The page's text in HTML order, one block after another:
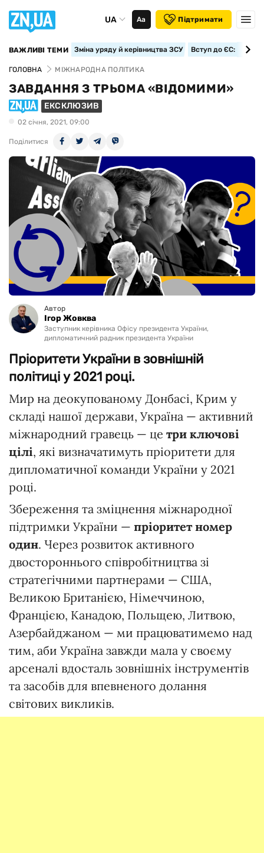
UA Аа Підтримати
ВАЖЛИВІ ТЕМИ Зміна уряду й керівництва ЗСУ Вступ до ЄС:
ГОЛОВНА МІЖНАРОДНА ПОЛІТИКА
ЗАВДАННЯ З ТРЬОМА «ВІДОМИМИ»
ЕКСКЛЮЗИВ
02 сiчня, 2021, 09:00
Поділитися
Автор
Ігор Жовква
Заступник керівника Офісу президента України,
дипломатичний радник президента України
Пріоритети України в зовнішній
політиці у 2021 році.
Мир на деокупованому Донбасі, Крим у
складі нашої держави, Україна — активний
міжнародний гравець — це три ключові
цілі, які визначатимуть пріоритети для
дипломатичної команди України у 2021
році.
Збереження та зміцнення міжнародної
підтримки України — пріоритет номер
один. Через розвиток активного
двостороннього співробітництва зі
стратегічними партнерами — США,
Великою Британією, Німеччиною,
Францією, Канадою, Польщею, Литвою,
Азербайджаном — ми працюватимемо над
тим, аби Україна завжди мала у своєму
арсеналі вдосталь зовнішніх інструментів
та засобів для впевненого долання
світових викликів.